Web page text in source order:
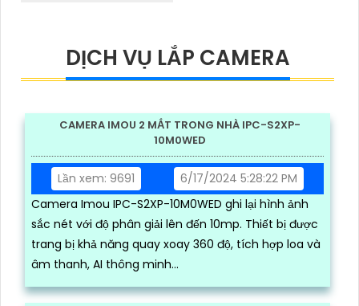
DỊCH VỤ LẮP CAMERA
CAMERA IMOU 2 MẮT TRONG NHÀ IPC-S2XP-
10M0WED
Lần xem: 9691
6/17/2024 5:28:22 PM
Camera Imou IPC-S2XP-10M0WED ghi lại hình ảnh
sắc nét với độ phân giải lên đến 10mp. Thiết bị được
trang bị khả năng quay xoay 360 độ, tích hợp loa và
âm thanh, AI thông minh...